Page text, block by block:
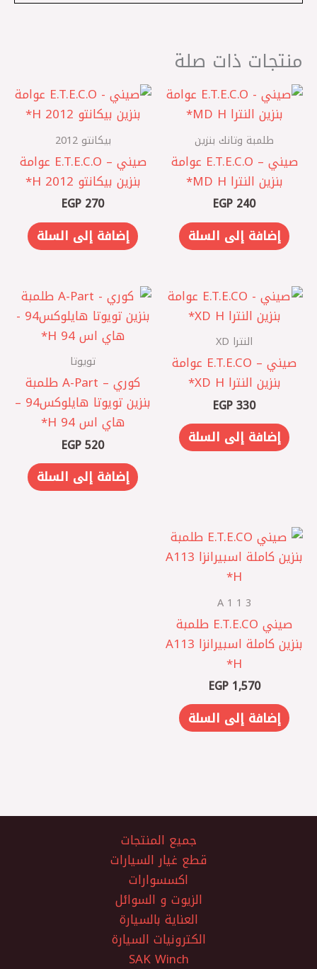
منتجات ذات صلة
طلمبة وتانك بنزين
صيني – E.T.E.C.O عوامة
بنزين النترا MD H*
EGP 240
إضافة إلى السلة
بيكانتو 2012
صيني – E.T.E.C.O عوامة
بنزين بيكانتو 2012 H*
EGP 270
إضافة إلى السلة
النترا XD
صيني – E.T.E.CO عوامة
بنزين النترا XD H*
EGP330
إضافة إلى السلة
تويوتا
كوري – A-Part طلمبة
بنزين تويوتا هايلوكس94 –
هاي اس 94 H*
EGP520
إضافة إلى السلة
A 1 1 3
صيني E.T.E.CO طلمبة
بنزين كاملة اسبيرانزا A113
EGP1,570
إضافة إلى السلة
جميع المنتجات
قطع غيار السيارات
اكسسوارات
الزيوت و السوائل
العناية بالسيارة
الكترونيات السيارة
SAK Winch